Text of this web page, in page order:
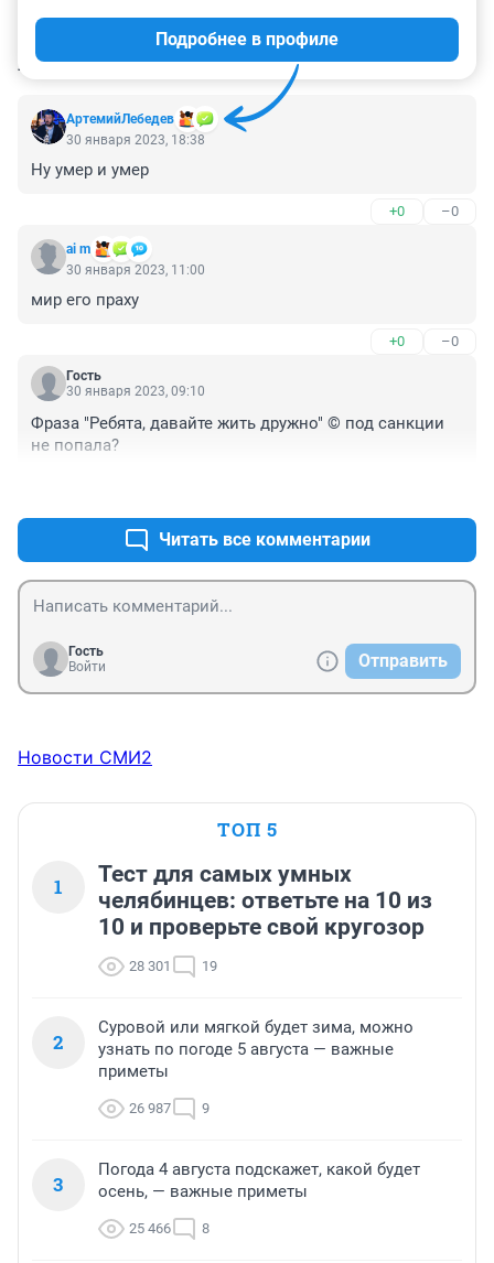
КОММЕНТАРИИ 28
АртемийЛебедев
Подробнее в профиле
30 января 2023, 18:38
Ну умер и умер
+0 –0
ai m
30 января 2023, 11:00
мир его праху
+0 –0
Гость
30 января 2023, 09:10
Фраза "Ребята, давайте жить дружно" © под санкции
не попала?
Читать все комментарии
Гость
Войти
Отправить
Новости СМИ2
ТОП 5
1
Тест для самых умных
челябинцев: ответьте на 10 из
10 и проверьте свой кругозор
28 301 19
2
Суровой или мягкой будет зима, можно
узнать по погоде 5 августа — важные
приметы
26 987 9
3
Погода 4 августа подскажет, какой будет
осень, — важные приметы
25 466 8